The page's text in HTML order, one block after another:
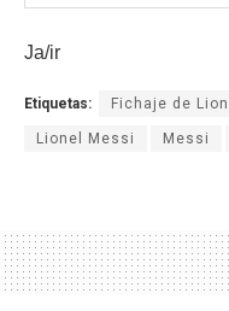
Ja/ir
Etiquetas: Fichaje de
Lionel Messi Messi